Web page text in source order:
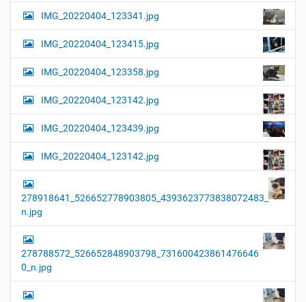
IMG_20220404_123341.jpg
IMG_20220404_123415.jpg
IMG_20220404_123358.jpg
IMG_20220404_123142.jpg
IMG_20220404_123439.jpg
IMG_20220404_123142.jpg
278918641_526652778903805_4393623773838072483_
n.jpg
278788572_526652848903798_731600423861476646
0_n.jpg